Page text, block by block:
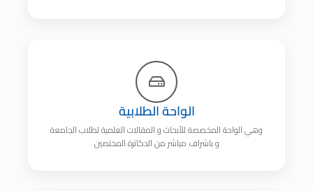
الواحة الطلابية
وهي الواحة المخصصة للأبحاث و المقالات العلمية لطلاب الجامعة
و باشراف مباشر من الدكاترة المختصين